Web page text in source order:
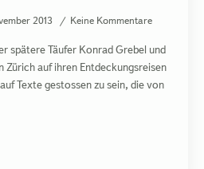
2013 Keine Kommentare
spätere Täufer Konrad Grebel und
Zürich auf ihren Entdeckungsreisen
Texte gestossen zu sein, die von